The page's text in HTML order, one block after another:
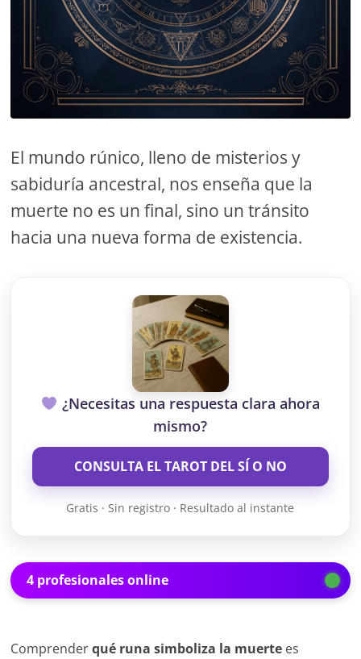
El mundo rúnico, lleno de misterios y
sabiduría ancestral, nos enseña que la
muerte no es un final, sino un tránsito
hacia una nueva forma de existencia.
¿Necesitas una respuesta clara ahora
mismo?
CONSULTA EL TAROT DEL SÍ O NO
Gratis · Sin registro · Resultado al instante
4 profesionales online
Comprenderqué runa simboliza la muerte es